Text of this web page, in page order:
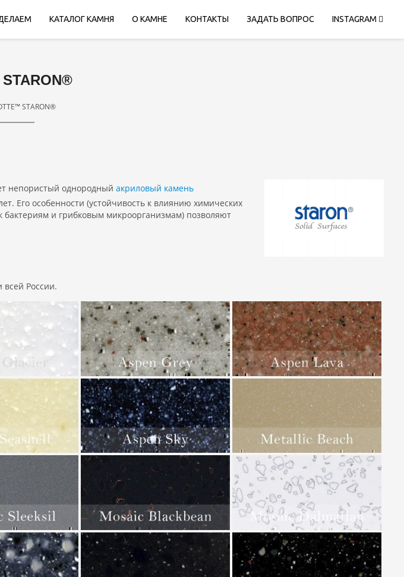
КАТАЛОГ КАМНЯ О КАМНЕ КОНТАКТЫ ЗАДАТЬ ВОПРОС INSTAGRAM
STARON®
непористый однородный акриловый камень
Его особенности (устойчивость к влиянию химических
бактериям и грибковым микроорганизмам) позволяют
всей России.